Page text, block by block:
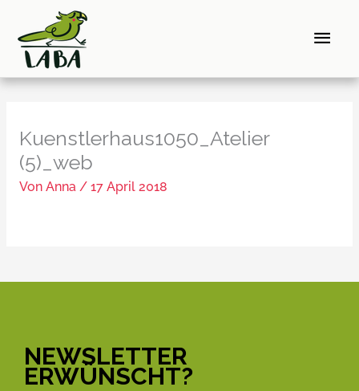
Inhalt
springen
Kuenstlerhaus1050_Atelier
(5)_web
Von Anna / 17 April 2018
NEWSLETTER
ERWÜNSCHT?